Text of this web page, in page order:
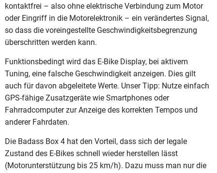
kontaktfrei – also ohne elektrische Verbindung zum Motor
oder Eingriff in die Motorelektronik – ein verändertes Signal,
so dass die voreingestellte Geschwindigkeitsbegrenzung
überschritten werden kann.
Funktionsbedingt wird das E-Bike Display, bei aktivem
Tuning, eine falsche Geschwindigkeit anzeigen. Dies gilt
auch für davon abgeleitete Werte. Unser Tipp: Nutze einfach
GPS-fähige Zusatzgeräte wie Smartphones oder
Fahrradcomputer zur Anzeige des korrekten Tempos und
anderer Fahrdaten.
Die Badass Box 4 hat den Vorteil, dass sich der legale
Zustand des E-Bikes schnell wieder herstellen lässt
(Motorunterstützung bis 25 km/h). Dazu muss man nur die